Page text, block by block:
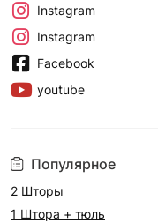
Популярное
2 Шторы
1 Штора + тюль
Instagram
Instagram
Facebook
youtube